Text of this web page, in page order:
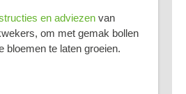
en adviezen van
om met gemak bollen
bloemen te laten groeien.